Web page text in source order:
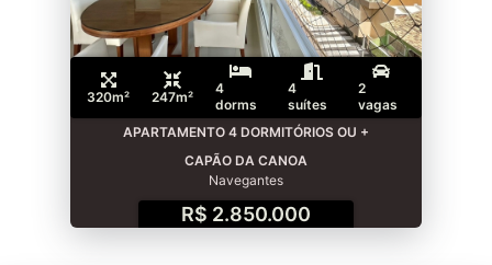
320m² 247m²
4
dorms
4
suítes
2
vagas
APARTAMENTO 4 DORMITÓRIOS OU +
CAPÃO DA CANOA
Navegantes
R$ 2.850.000